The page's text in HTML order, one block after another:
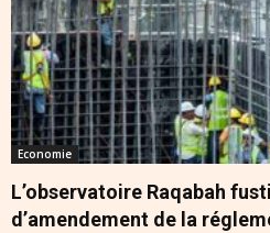
Economie
L’observatoire Raqabah
d’amendement de la